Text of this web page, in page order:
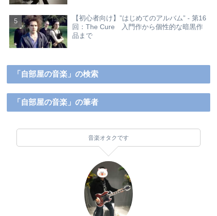
【初心者向け】”はじめてのアルバム” - 第16
回：The Cure 入門作から個性的な暗黒作
品まで
「自部屋の音楽」の検索
「自部屋の音楽」の筆者
音楽オタクです